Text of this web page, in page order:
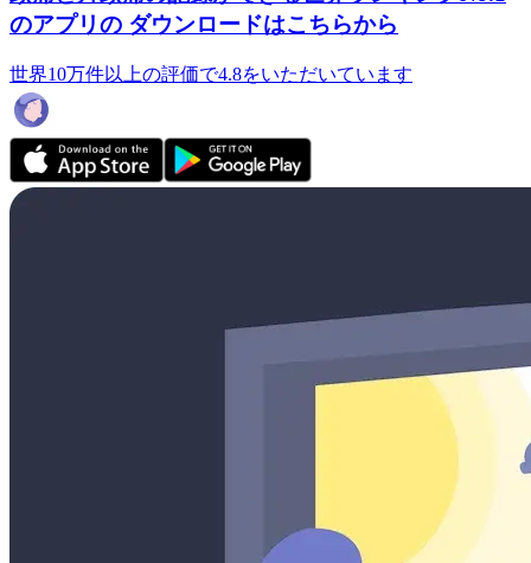
のアプリの ダウンロードはこちらから
世界10万件以上の評価で4.8をいただいています